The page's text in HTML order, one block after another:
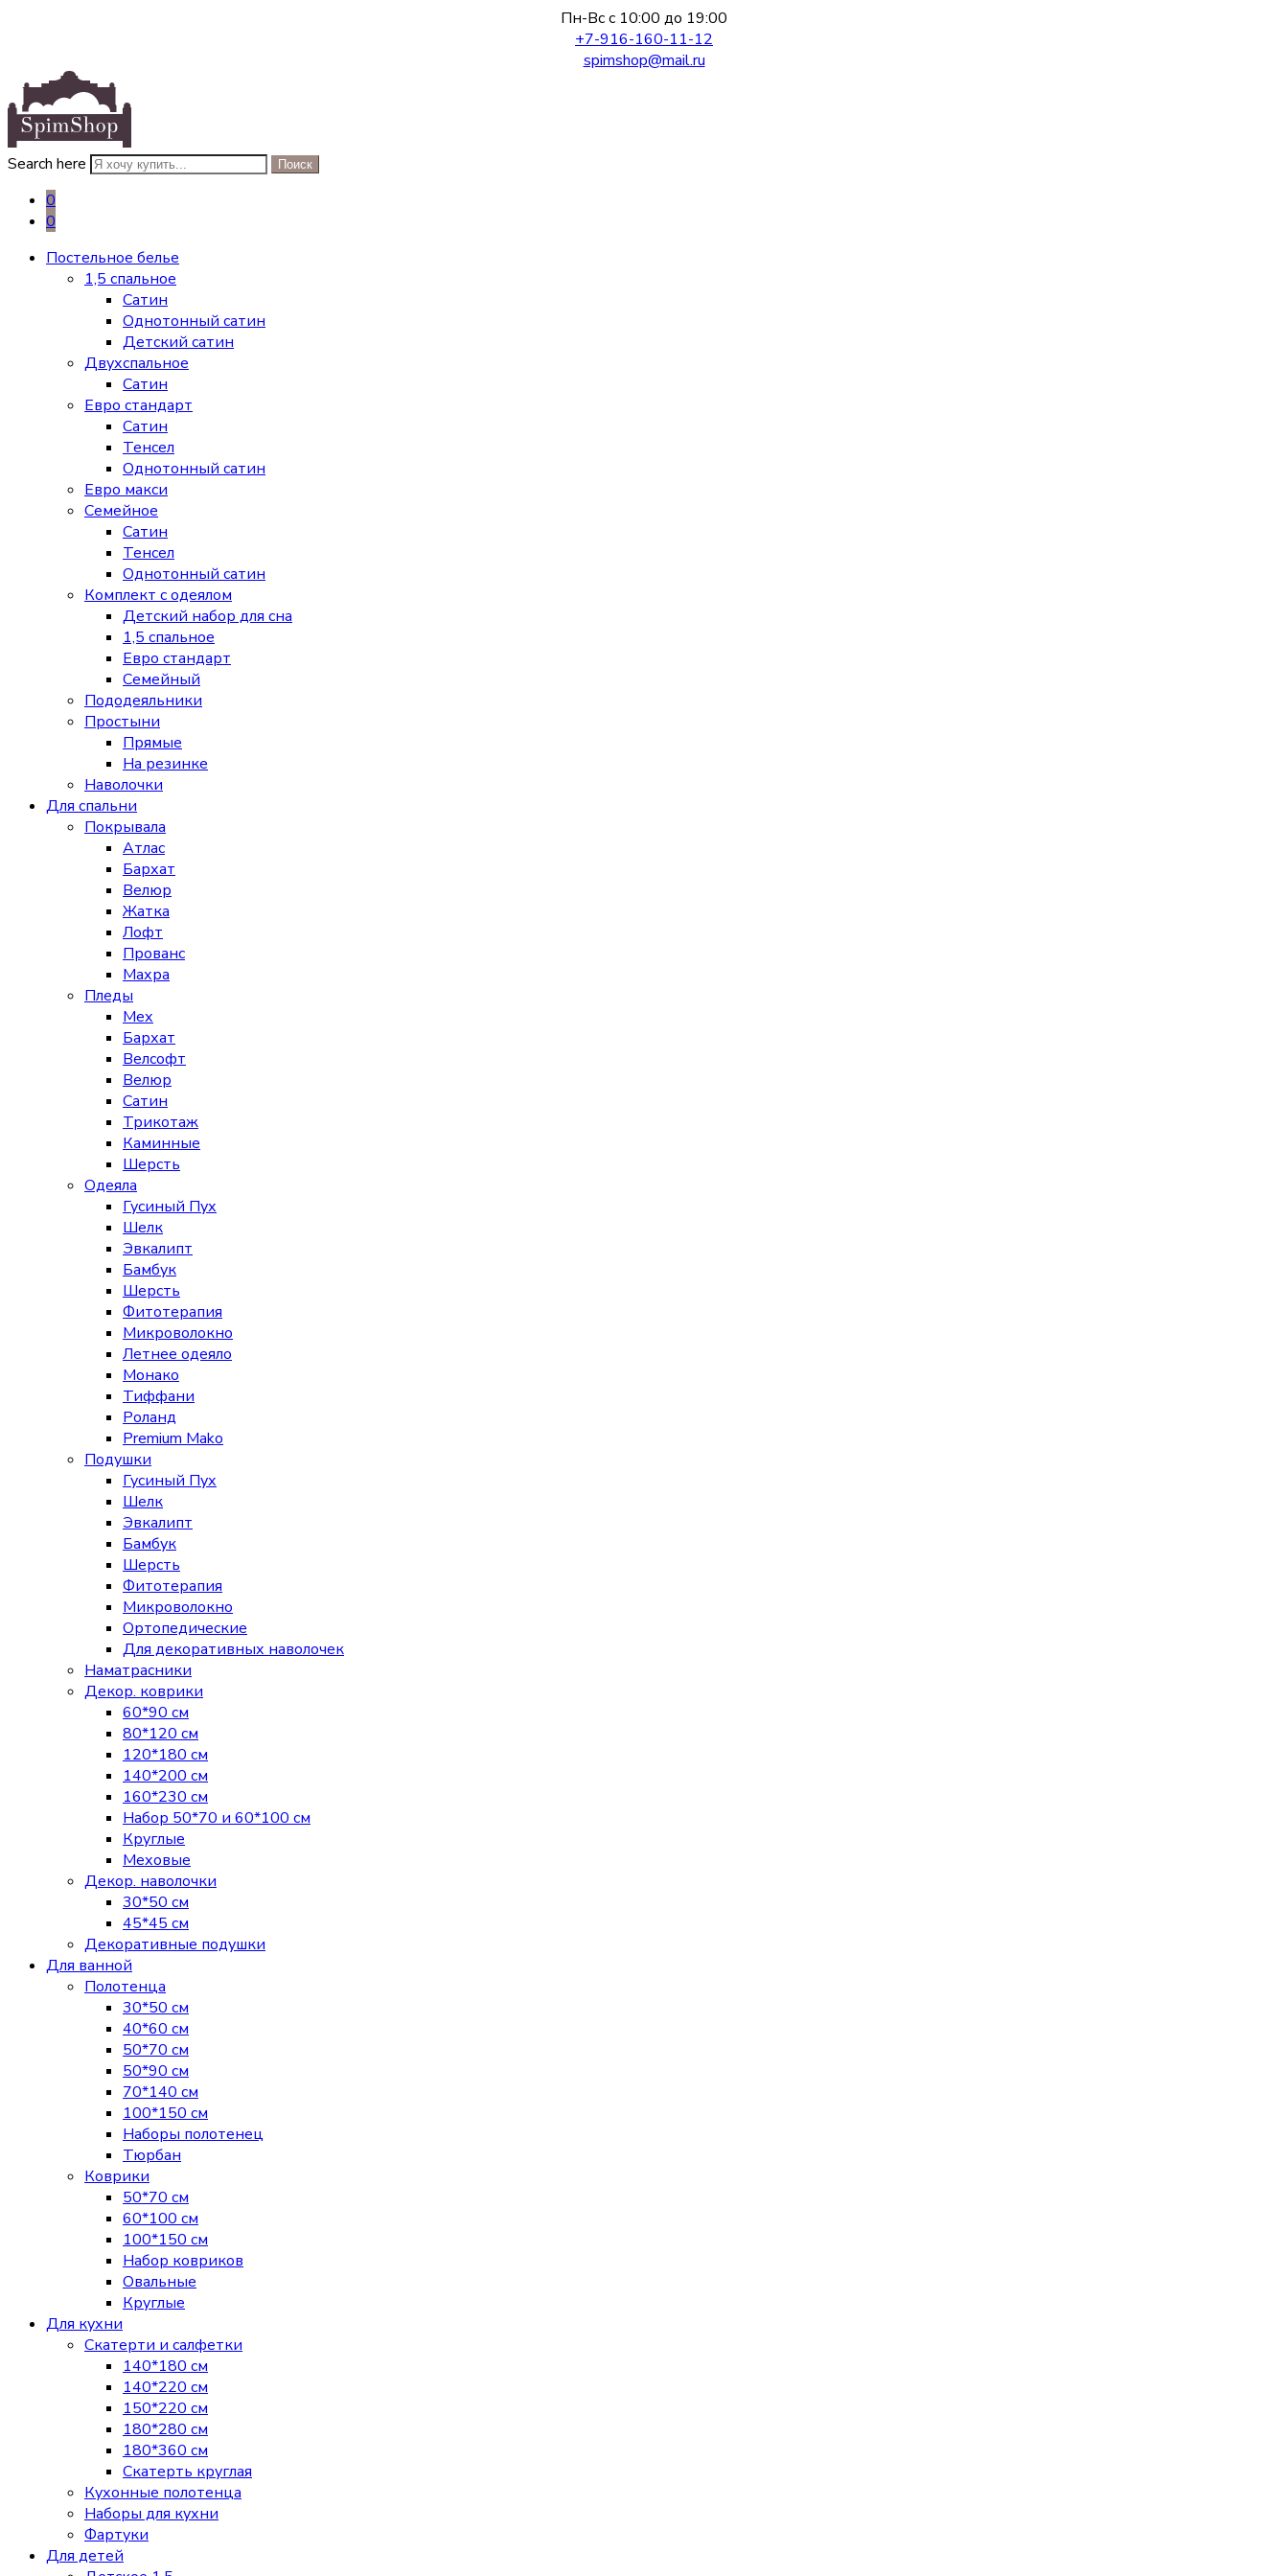
Пн-Вс с 10:00 до 19:00
+7-916-160-11-12
spimshop@mail.ru
Search here Поиск
0
0
Постельное белье
1,5 спальное
Сатин
Однотонный сатин
Детский сатин
Двухспальное
Сатин
Евро стандарт
Сатин
Тенсел
Однотонный сатин
Евро макси
Семейное
Сатин
Тенсел
Однотонный сатин
Комплект с одеялом
Детский набор для сна
1,5 спальное
Евро стандарт
Семейный
Пододеяльники
Простыни
Прямые
На резинке
Наволочки
Для спальни
Покрывала
Атлас
Бархат
Велюр
Жатка
Лофт
Прованс
Махра
Пледы
Мех
Бархат
Велсофт
Велюр
Сатин
Трикотаж
Каминные
Шерсть
Одеяла
Гусиный Пух
Шелк
Эвкалипт
Бамбук
Шерсть
Фитотерапия
Микроволокно
Летнее одеяло
Монако
Тиффани
Роланд
Premium Mako
Подушки
Гусиный Пух
Шелк
Эвкалипт
Бамбук
Шерсть
Фитотерапия
Микроволокно
Ортопедические
Для декоративных наволочек
Наматрасники
Декор. коврики
60*90 см
80*120 см
120*180 см
140*200 см
160*230 см
Набор 50*70 и 60*100 см
Круглые
Меховые
Декор. наволочки
30*50 см
45*45 см
Декоративные подушки
Для ванной
Полотенца
30*50 см
40*60 см
50*70 см
50*90 см
70*140 см
100*150 см
Наборы полотенец
Тюрбан
Коврики
50*70 см
60*100 см
100*150 см
Набор ковриков
Овальные
Круглые
Для кухни
Скатерти и салфетки
140*180 см
140*220 см
150*220 см
180*280 см
180*360 см
Скатерть круглая
Кухонные полотенца
Наборы для кухни
Фартуки
Для детей